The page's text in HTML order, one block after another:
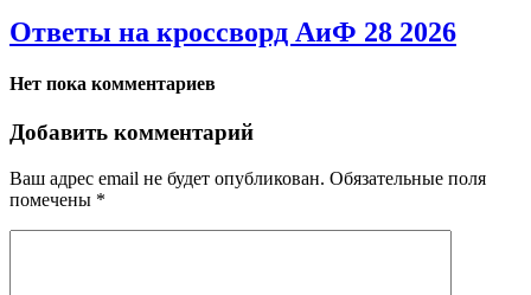
Ответы на кроссворд АиФ 28 2026
Нет пока комментариев
Добавить комментарий
Ваш адрес email не будет опубликован. Обязательные поля
помечены *